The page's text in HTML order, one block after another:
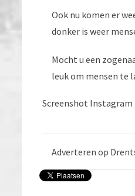
Ook nu komen er
donker is weer
Mocht u een
leuk om mensen te
Screenshot Instagram
Adverteren op